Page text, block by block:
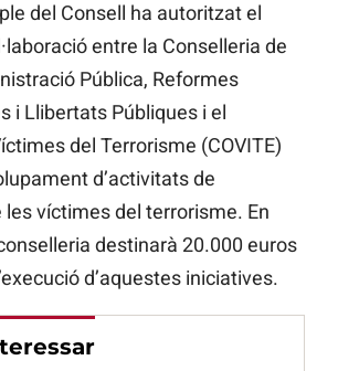
del Consell ha autoritzat el
entre la Conselleria de
Pública, Reformes
i Llibertats Públiques i el
del Terrorisme (COVITE)
d’activitats de
víctimes del terrorisme. En
destinarà 20.000 euros
d’aquestes iniciatives.